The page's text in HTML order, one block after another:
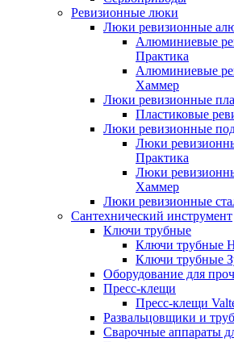
Ревизионные люки
Люки ревизионные
Алюминиевые
Практика
Алюминиевые
Хаммер
Люки ревизионные
Пластиковые
Люки ревизионные
Люки
Практика
Люки
Хаммер
Люки ревизионные
Сантехнический инструмент
Ключи трубные
Ключи трубные
Ключи трубные
Оборудование для
Пресс-клещи
Пресс-клещи
Развальцовщики и
Сварочные аппараты